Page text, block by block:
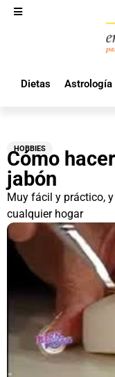
Dietas Astrología
HOBBIES
Cómo
jabón
Muy fácil y práctico,
cualquier hogar